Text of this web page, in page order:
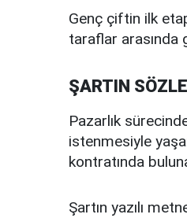
Genç çiftin ilk
taraflar arasında
ŞARTIN
Pazarlık
istenmesiyle
kontratında
Şartın yazılı